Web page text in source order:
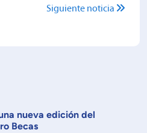
Siguiente noticia
nueva edición del
Becas